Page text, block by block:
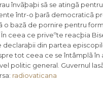
învãþaþi sã se atingã
într-o þarã democraticã
o bazã de pornire pentru
ceea ce priveºte reacþia
din partea
tot ceea ce se întâmplã în
politic general. Guvernul
radiovaticana